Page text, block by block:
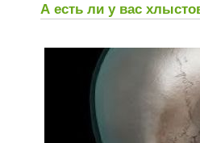
А есть ли у вас